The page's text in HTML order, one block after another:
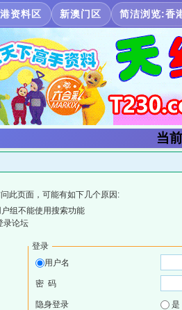
资料区 新澳门区 简洁浏览:香
当
此页面，可能有如下几个原因:
组不能使用搜索功能
录论坛
登录
用户名
密 码
隐身登录